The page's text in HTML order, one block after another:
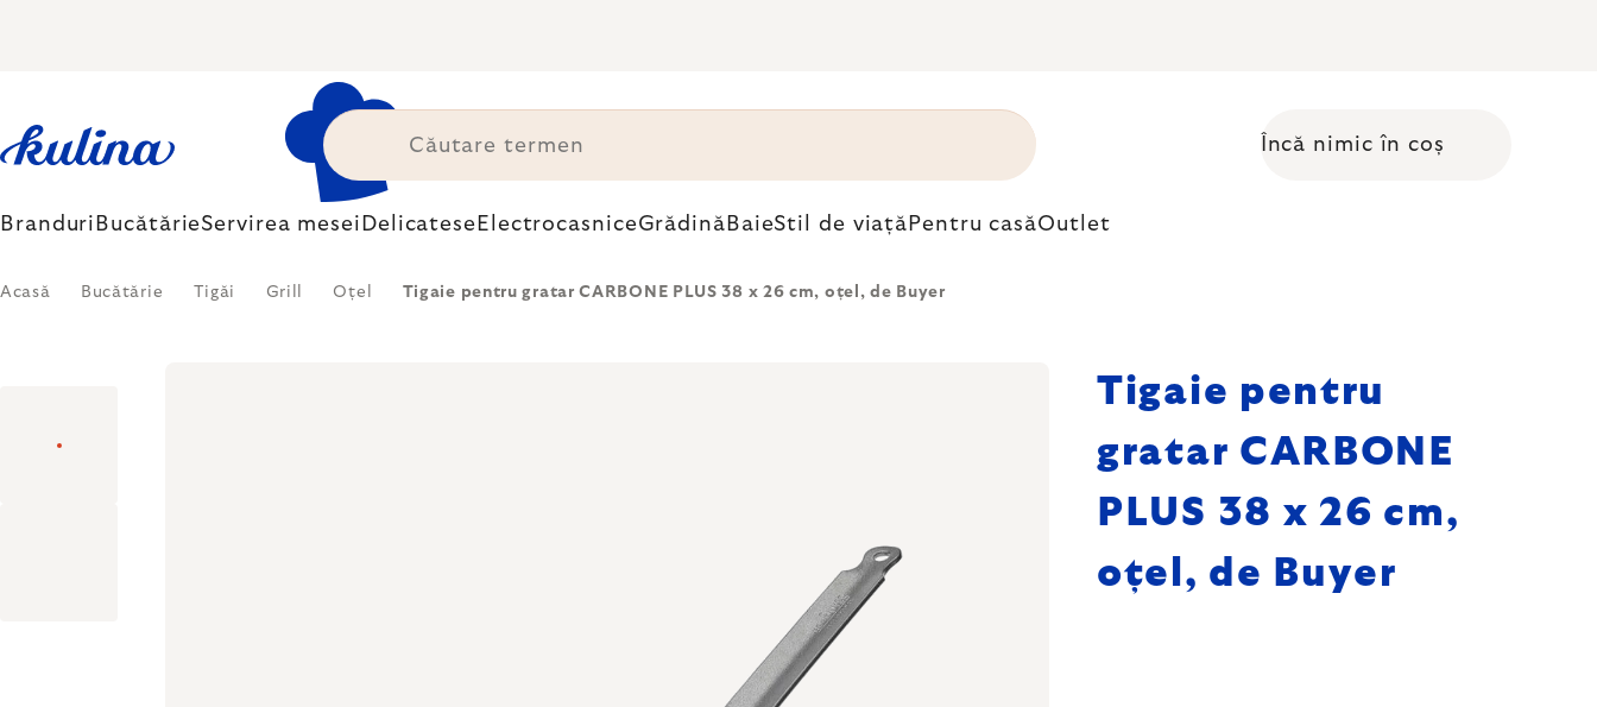
Coş de cumpărături
Încă nimic în coș
Branduri BucătărieServirea mesei Delicatese ElectrocasniceGrădină BaieStil de viață Pentru casăOutlet
Acasă Bucătărie Tigăi Grill Oțel Tigaie pentru gratar CARBONE PLUS 38 x 26 cm, oțel, de Buyer
Tigaie pentru
gratar CARBONE
PLUS 38 x 26 cm,
oțel, de Buyer